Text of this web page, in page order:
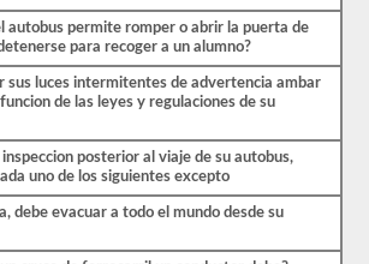
autobus permite romper o abrir la puerta de
para recoger a un alumno?
sus luces intermitentes de advertencia ambar
de las leyes y regulaciones de su
posterior al viaje de su autobus,
uno de los siguientes excepto
debe evacuar a todo el mundo desde su